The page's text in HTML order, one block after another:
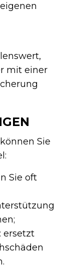
mit einer
Sie
Sie oft
ersetzt